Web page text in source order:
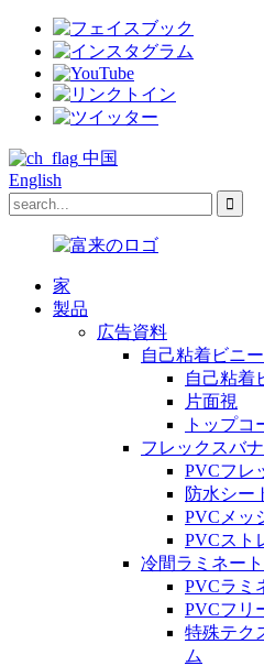
中国
English
家
製品
広告資料
自己粘着ビニ
自己粘着
片面視
トップコ
フレックスバ
PVCフレ
防水シー
PVCメッ
PVCスト
冷間ラミネー
PVCラミ
PVCフリ
特殊テク
ム